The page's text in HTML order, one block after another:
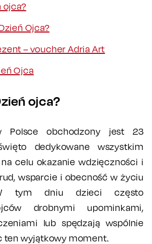
ojca?
Ojca?
– voucher Adria Art
Ojca
ojca?
Polsce obchodzony jest 23
dedykowane wszystkim
celu okazanie wdzięczności i
wsparcie i obecność w życiu
tym dniu dzieci często
drobnymi upominkami,
lub spędzają wspólnie
ten wyjątkowy moment.